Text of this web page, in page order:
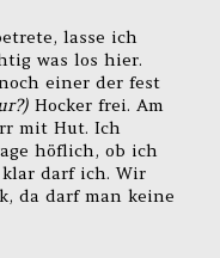
lasse ich
was los hier.
einer der fest
Hocker frei. Am
mit Hut. Ich
höflich, ob ich
darf ich. Wir
da darf man keine